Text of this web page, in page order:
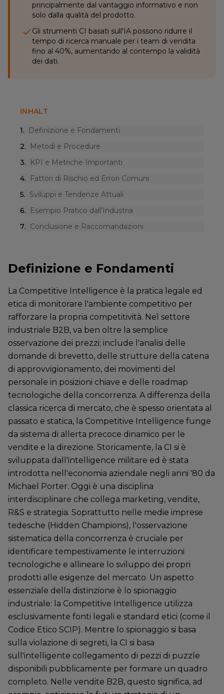
principalmente dal vantaggio informativo e non
solo dalla qualità del prodotto.
Gli strumenti CI basati sull'IA possono ridurre il
tempo di ricerca manuale per i team di vendita
fino al 40%, aumentando al contempo la validità
dei dati.
INHALT
1.
Definizione e Fondamenti
2.
Metodi e Procedure
3.
KPI e Metriche Importanti
4.
Fattori di Rischio ed Errori Comuni
5. Sviluppi e Tendenze Attuali
6.
Esempio Pratico dall'Industria
7. Conclusione e Raccomandazioni
Definizione e Fondamenti
La Competitive Intelligence è la pratica legale ed
etica di monitorare l'ambiente competitivo per
rafforzare la propria competitività. Nel settore
industriale B2B, va ben oltre la semplice
osservazione dei prezzi; include l'analisi delle
domande di brevetto, delle strutture della catena
di approvvigionamento, dei movimenti del
personale in posizioni chiave e delle roadmap
tecnologiche della concorrenza. A differenza della
classica ricerca di mercato, che è spesso orientata al
passato e statica, la Competitive Intelligence funge
da sistema di allerta precoce dinamico per le
vendite e la direzione. Storicamente, la CI si è
sviluppata dall'intelligence militare ed è stata
introdotta nell'economia aziendale negli anni '80 da
Michael Porter. Oggi è una disciplina
interdisciplinare che collega marketing, vendite,
R&S e strategia. Soprattutto nelle medie imprese
tedesche (Hidden Champions), l'osservazione
sistematica della concorrenza è cruciale per
identificare tempestivamente le interruzioni
tecnologiche e allineare lo sviluppo dei propri
prodotti alle esigenze del mercato. Un aspetto
essenziale della distinzione è lo spionaggio
industriale: la Competitive Intelligence utilizza
esclusivamente fonti legali e standard etici (come il
Codice Etico SCIP). Mentre lo spionaggio si basa
sulla violazione di segreti, la CI si basa
sull'intelligente collegamento di pezzi di puzzle
disponibili pubblicamente per formare un quadro
completo. Nelle vendite B2B, questo significa, ad